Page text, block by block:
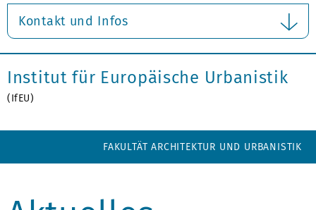
Kontakt und Infos
Institut für Europäische Urbanistik
(IfEU)
FAKULTÄT ARCHITEKTUR UND URBANISTIK